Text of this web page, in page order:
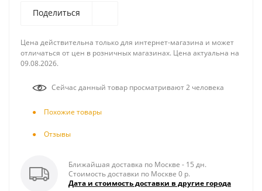
Поделиться
Цена действительна только для интернет-магазина и может
отличаться от цен в розничных магазинах. Цена актуальна на
09.08.2026.
Сейчас данный товар просматривают 2 человека
Похожие товары
Отзывы
Ближайшая доставка по Москве - 15 дн.
Стоимость доставки по Москве 0 р.
Дата и стоимость доставки в другие города